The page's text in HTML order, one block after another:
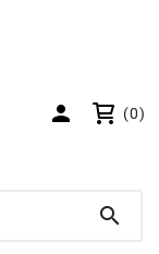
 (0)
